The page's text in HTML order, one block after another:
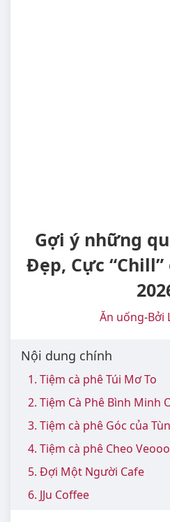
Gợi ý những
Đẹp, Cực
Ăn uống-Bởi
Nội dung chính
1. Tiệm cà phê Túi Mơ To
2. Tiệm Cà Phê Bình Minh
3. Tiệm cà phê Góc của
4. Tiệm cà phê Cheo Veooo
5. Đợi Một Người Cafe
6. JJu Coffee